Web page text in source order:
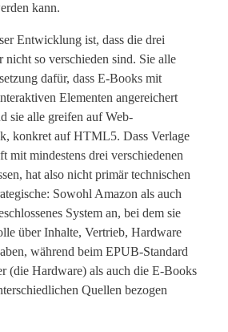
kann.
Entwicklung ist, dass die drei
nicht so verschieden sind. Sie alle
dafür, dass E-Books mit
Elementen angereichert
sie alle greifen auf Web-
konkret auf HTML5. Dass Verlage
mit mindestens drei verschiedenen
hat also nicht primär technischen
Sowohl Amazon als auch
System an, bei dem sie
über Inhalte, Vertrieb, Hardware
während beim EPUB-Standard
(die Hardware) als auch die E-Books
Quellen bezogen